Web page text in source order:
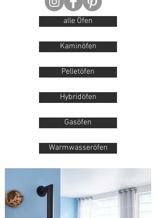
alle Öfen
Kaminöfen
Pelletöfen
Hybridöfen
Gasöfen
Warmwasseröfen